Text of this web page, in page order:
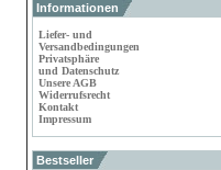
Informationen
Liefer- und
Versandbedingungen
Privatsphäre
und Datenschutz
Unsere AGB
Widerrufsrecht
Kontakt
Impressum
Bestseller